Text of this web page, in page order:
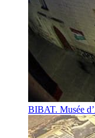
BIBAT. Musée